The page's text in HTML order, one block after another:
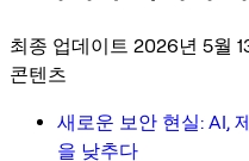
최종 업데이트 2026년 5월
콘텐츠
새로운 보안 현실: AI,
을 낮추다